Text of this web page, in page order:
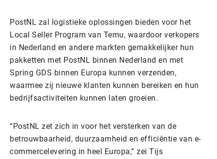
PostNL zal logistieke oplossingen bieden voor het
Local Seller Program van Temu, waardoor verkopers
in Nederland en andere markten gemakkelijker hun
pakketten met PostNL binnen Nederland en met
Spring GDS binnen Europa kunnen verzenden,
waarmee zij nieuwe klanten kunnen bereiken en hun
bedrijfsactiviteiten kunnen laten groeien.
“PostNL zet zich in voor het versterken van de
betrouwbaarheid, duurzaamheid en efficiëntie van e-
commercelevering in heel Europa,” zei Tijs